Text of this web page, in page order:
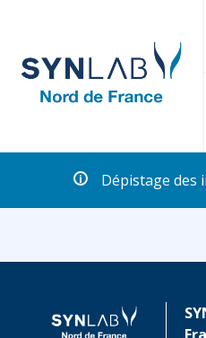
Dépistage des